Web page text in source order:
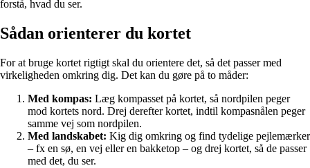
forstå, hvad du ser.
Sådan orienterer du kortet
For at bruge kortet rigtigt skal du orientere det, så det passer med
virkeligheden omkring dig. Det kan du gøre på to måder:
Med kompas: Læg kompasset på kortet, så nordpilen peger
mod kortets nord. Drej derefter kortet, indtil kompasnålen peger
samme vej som nordpilen.
Med landskabet: Kig dig omkring og find tydelige pejlemærker
– fx en sø, en vej eller en bakketop – og drej kortet, så de passer
med det, du ser.